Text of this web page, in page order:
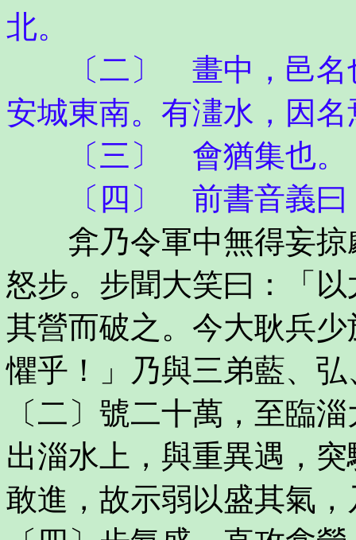
北。
〔二〕 畫中，邑名也
安城東南。有澅水，因名
〔三〕 會猶集也。
〔四〕 前書音義曰：
弇乃令軍中無得妄掠
怒步。步聞大笑曰：「
其營而破之。今大耿兵
懼乎！」乃與三弟藍、
〔二〕號二十萬，至臨
出淄水上，與重異遇，
敢進，故示弱以盛其氣